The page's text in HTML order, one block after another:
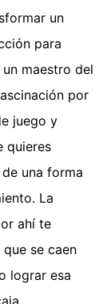
un
para
maestro del
por
juego y
quieres
una forma
La
ahí te
se caen
lograr esa